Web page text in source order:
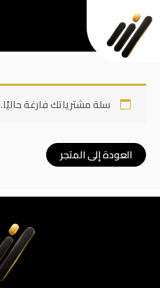
إلى
المحتوى
سلة مشترياتك فارغة حاليًا.
العودة إلى المتجر